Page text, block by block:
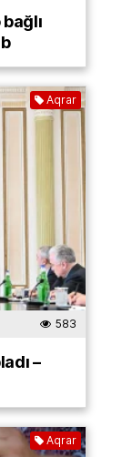
Aqrar
583
–
Aqrar